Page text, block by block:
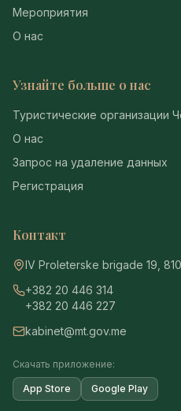
Мероприятия
О нас
Узнайте больше о нас
Туристические организации
О нас
Запрос на удаление данных
Регистрация
Контакт
IV Proleterske brigade 19,
+382 20 446 314
+382 20 446 227
kabinet@mt.gov.me
Скачать приложение:
App Store Google Play